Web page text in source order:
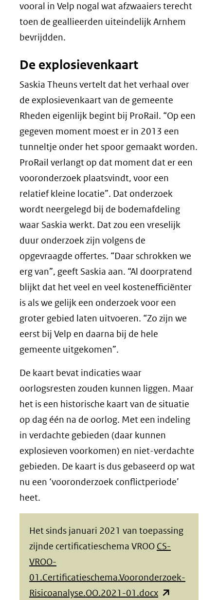
vooral in Velp nogal wat afzwaaiers terecht
toen de geallieerden uiteindelijk Arnhem
bevrijdden.
De explosievenkaart
Saskia Theuns vertelt dat het verhaal over
de explosievenkaart van de gemeente
Rheden eigenlijk begint bij ProRail. “Op een
gegeven moment moest er in 2013 een
tunneltje onder het spoor gemaakt worden.
ProRail verlangt op dat moment dat er een
vooronderzoek plaatsvindt, voor een
relatief kleine locatie”. Dat onderzoek
wordt neergelegd bij de bodemafdeling
waar Saskia werkt. Dat zou een vreselijk
duur onderzoek zijn volgens de
opgevraagde offertes. “Daar schrokken we
erg van”, geeft Saskia aan. “Al doorpratend
blijkt dat het veel en veel kostenefficiënter
is als we gelijk een onderzoek voor een
groter gebied laten uitvoeren. “Zo zijn we
eerst bij Velp en daarna bij de hele
gemeente uitgekomen”.
De kaart bevat indicaties waar
oorlogsresten zouden kunnen liggen. Maar
het is een historische kaart van de situatie
op dag één na de oorlog. Met een indeling
in verdachte gebieden (daar kunnen
explosieven voorkomen) en niet-verdachte
gebieden. De kaart is dus gebaseerd op wat
nu een ‘vooronderzoek conflictperiode’
heet.
Het sinds januari 2021 van toepassing
zijnde certificatieschema VROO CS-
VROO-
01.Certificatieschema.Vooronderzoek-
Risicoanalyse.OO.2021-01.docx(opent